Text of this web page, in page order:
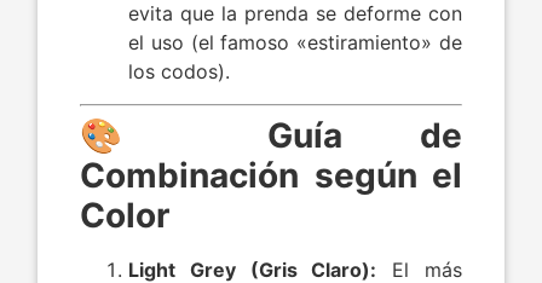
evita que la prenda se deforme con
el uso (el famoso «estiramiento» de
los codos).
🎨 Guía de
Combinación según el
Color
Light Grey (Gris Claro): El más